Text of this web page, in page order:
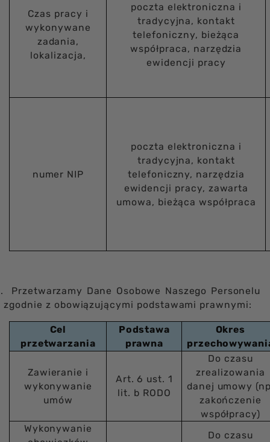
Czas pracy i
wykonywane
zadania,
lokalizacja,
poczta elektroniczna i
tradycyjna, kontakt
telefoniczny, bieżąca
współpraca, narzędzia
ewidencji pracy
numer NIP
poczta elektroniczna i
tradycyjna, kontakt
telefoniczny, narzędzia
ewidencji pracy, zawarta
umowa, bieżąca współpraca
Przetwarzamy Dane Osobowe Naszego Personelu
zgodnie z obowiązującymi podstawami prawnymi:
Cel
przetwarzania
Podstawa
prawna
Okres
Zawieranie i
wykonywanie
umów
Art. 6 ust. 1
lit. b RODO
Do czasu
zrealizowania
danej umowy
zakończenie
współpracy)
Wykonywanie
Do czasu